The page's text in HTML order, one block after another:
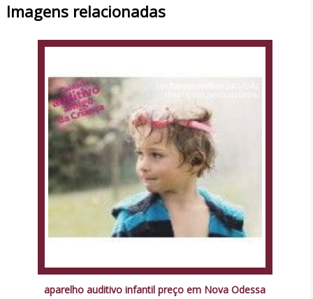
Imagens relacionadas
aparelho auditivo infantil preço em Nova Odessa